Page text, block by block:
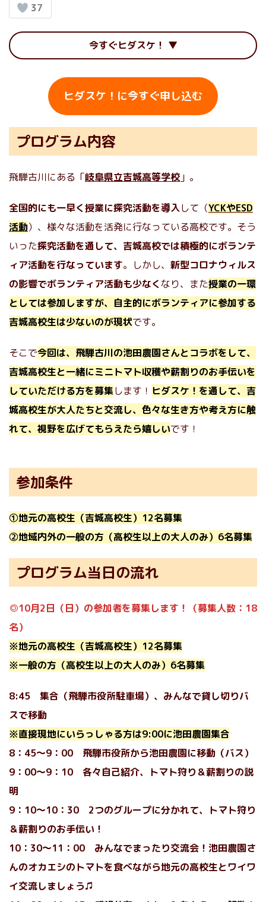
37
今すぐヒダスケ！
ヒダスケ！に今すぐ申し込む
プログラム内容
飛騨古川にある「岐阜県立吉城高等学校 」。
全国的にも一早く授業に探究活動を導入して（YCKやESD
活動）、様々な活動を活発に行なっている高校です。そう
いった探究活動を通して、吉城高校では積極的にボランテ
ィア活動を行なっています。しかし、 新型コロナウィルス
の影響でボランティア活動も少なくなり、また授業の一環
としては参加しますが、自主的にボランティアに参加する
吉城高校生は少ないのが現状です。
そこで今回は、飛騨古川の池田農園さんとコラボをして、
吉城高校生と一緒にミニトマト収穫や薪割りのお手伝いを
していただける方を募集します！ ヒダスケ！を通して、吉
城高校生が大人たちと交流し、色々な生き方や考え方に触
れて、視野を広げてもらえたら嬉しいです！
参加条件
①地元の高校生（吉城高校生）12名募集
②地域内外の一般の方（高校生以上の大人のみ）6名募集
プログラム当日の流れ
◎10月2日（日）の参加者を募集します！
（募集人数：18
名）
※地元の高校生（吉城高校生）12名募集
※一般の方（高校生以上の大人のみ）6名募集
8:45 集合（飛騨市役所駐車場）、みんなで貸し切りバ
スで移動
※直接現地にいらっしゃる方は9:00に池田農園集合
8：45〜9：00 飛騨市役所から池田農園に移動（バス）
9：00〜9：10 各々自己紹介、トマト狩り＆薪割りの説
明
9：10〜10：30 2つのグループに分かれて、トマト狩り
＆薪割りのお手伝い！
10：30〜11：00 みんなでまったり交流会！池田農園さ
んのオカエシのトマトを食べながら地元の高校生とワイワ
イ交流しましょう♫